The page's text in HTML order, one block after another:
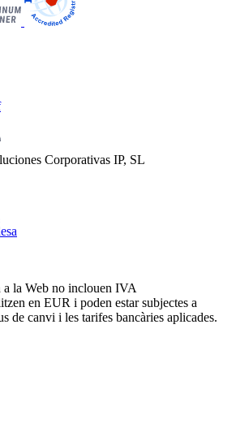
Corporativas IP, SL
a la Web no inclouen IVA
en EUR i poden estar subjectes a
de canvi i les tarifes bancàries aplicades.